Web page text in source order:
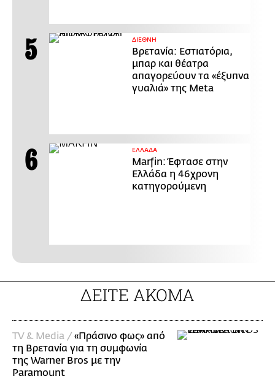
ΔΙΕΘΝΗ
Βρετανία: Εστιατόρια,
μπαρ και θέατρα
απαγορεύουν τα «έξυπνα
γυαλιά» της Meta
ΕΛΛΑΔΑ
Marfin: Έφτασε στην
Ελλάδα η 46χρονη
κατηγορούμενη
ΔΕΙΤΕ ΑΚΟΜΑ
TV & Media /«Πράσινο φως» από
τη Βρετανία για τη συμφωνία
της Warner Bros με την
Paramount